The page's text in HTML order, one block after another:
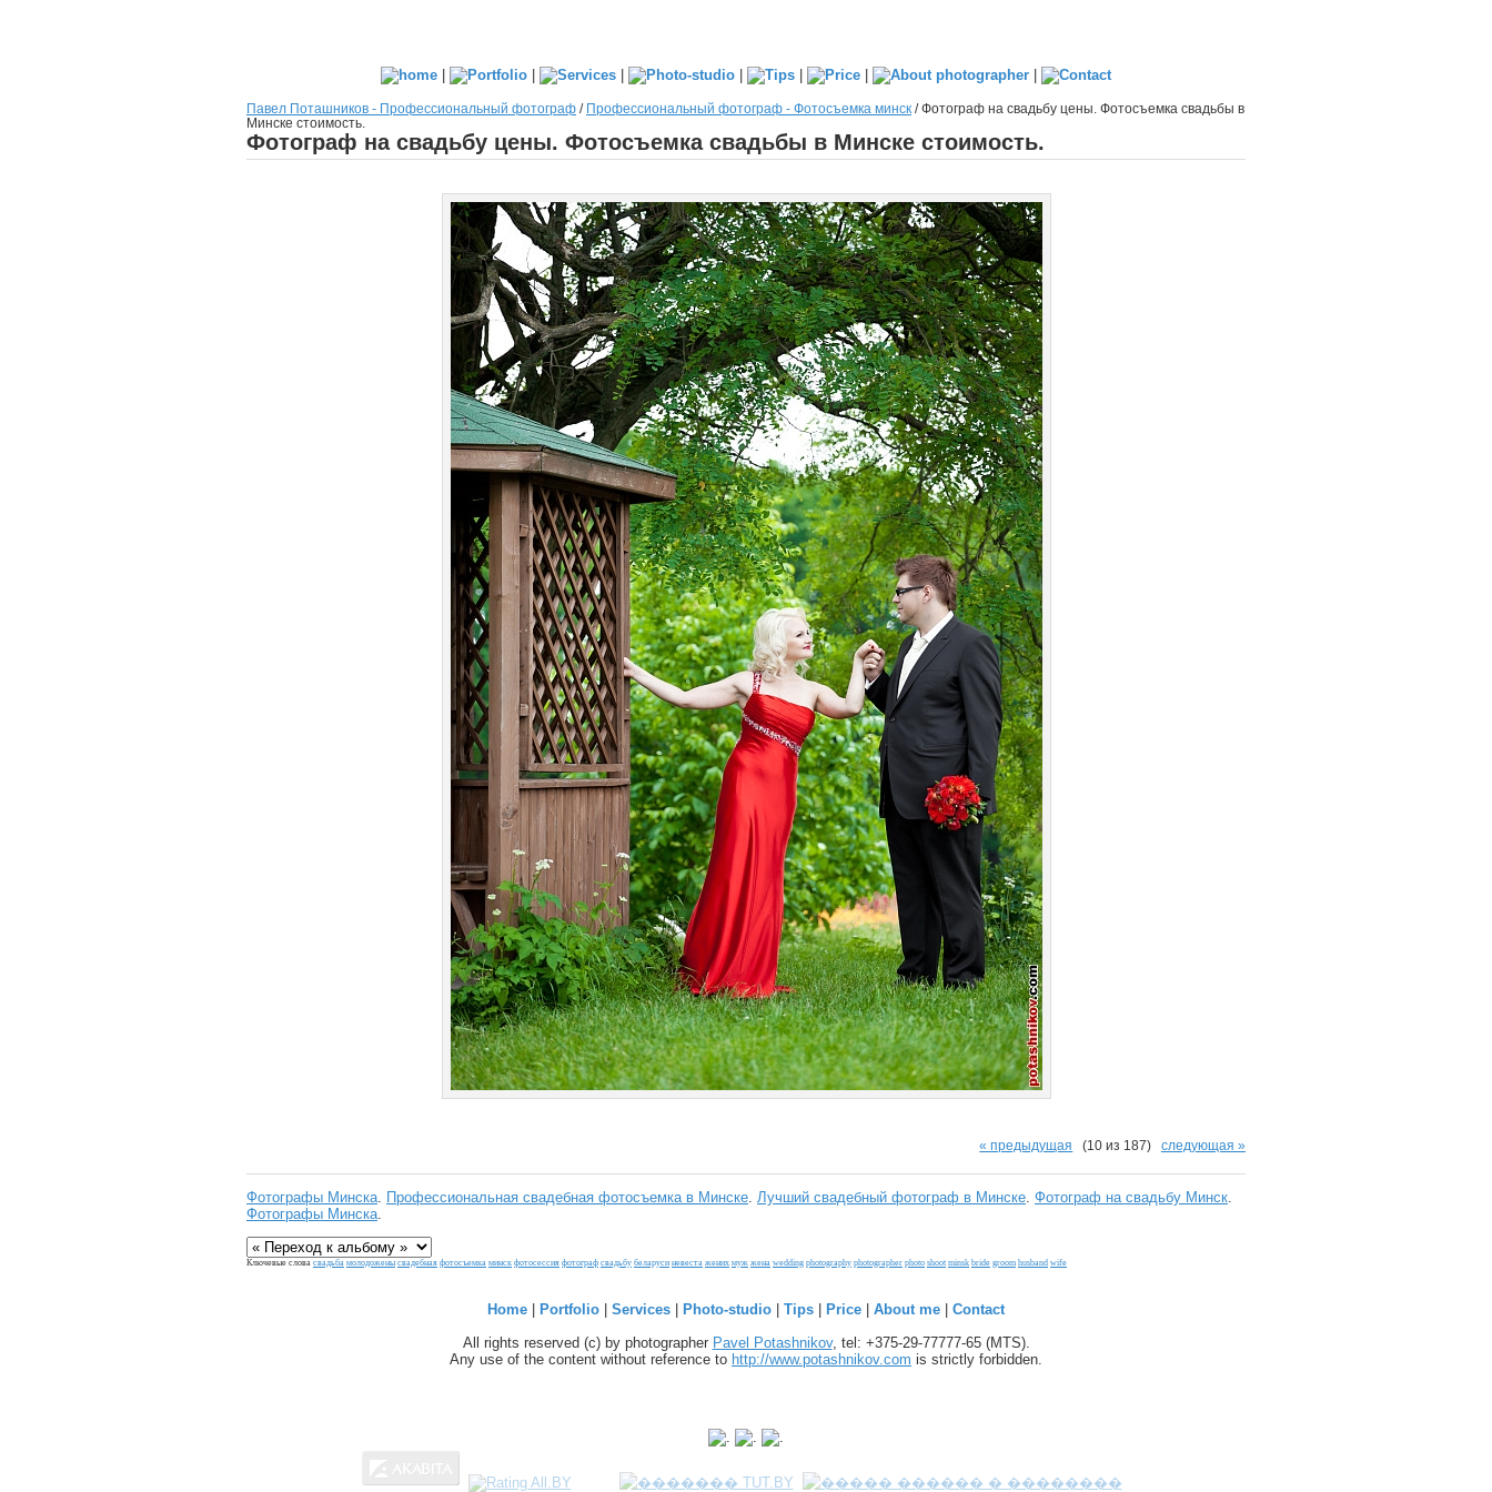
| | | | | | |
Павел Поташников - Профессиональный фотограф / Профессиональный фотограф - Фотосъемка минск /Фотограф на свадьбу цены. Фотосъемка свадьбы в
Минске стоимость.
Фотограф на свадьбу цены. Фотосъемка свадьбы в Минске стоимость.
« предыдущая (10 из 187) следующая »
Фотографы Минска Профессиональная свадебная фотосъемка в Минске Лучший свадебный фотограф в Минске Фотограф на свадьбу Минск
Фотографы Минска
Ключевые слова свадьба молодожены свадебная фотосъемка минск фотосессия фотограф свадьбу беларуси невеста жених муж жена wedding photography photographer photo shoot minsk bride groom husband wife
Home | Portfolio | Services | Photo-studio | Tips | Price | About me | Contact
All rights reserved (c) by photographer Pavel Potashnikov, tel: +375-29-77777-65 (MTS).
Any use of the content without reference to http://www.potashnikov.com is strictly forbidden.